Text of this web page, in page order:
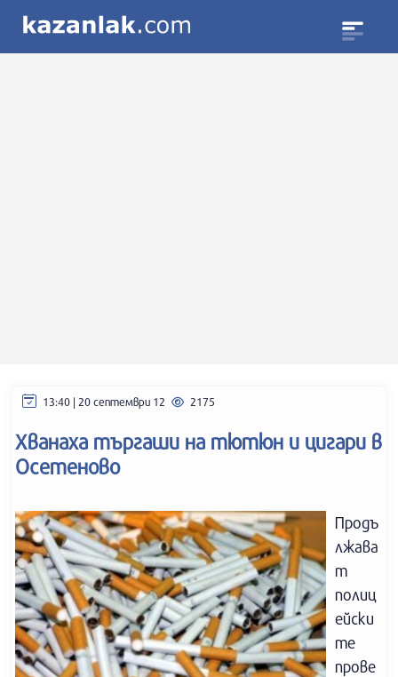
13:40 | 20 септември 12 2175
Хванаха търгаши на тютюн и цигари в
Осетеново
Продъ
лжава
т
полиц
ейски
те
прове